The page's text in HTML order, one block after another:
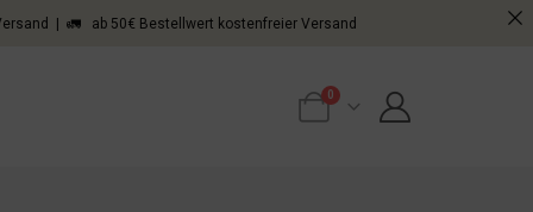
| 🚛 ab 50€ Bestellwert kostenfreier Versand
0